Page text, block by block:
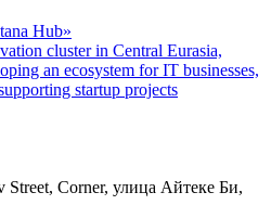
Hub»
cluster in Central Eurasia,
an ecosystem for IT businesses,
startup projects
Street, Corner, улица Айтеке Би,